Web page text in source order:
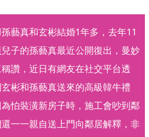
藝真和玄彬結婚1年多，去年11
子的孫藝真最近公開復出，曼妙
讚，近日有網友在社交平台透
彬和孫藝真送來的高級韓牛禮
怕裝潢新房子時，施工會吵到鄰
一一親自送上門向鄰居解釋，非